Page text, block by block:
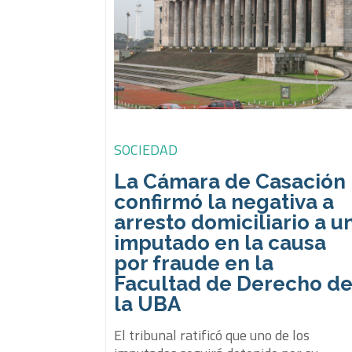
SOCIEDAD
La Cámara de Casación
confirmó la negativa a
arresto domiciliario a
imputado en la causa
por fraude en la
Facultad de Derecho
la UBA
El tribunal ratificó que uno de los